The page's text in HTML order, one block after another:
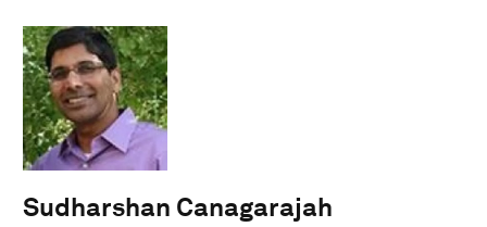
Sudharshan Canagarajah